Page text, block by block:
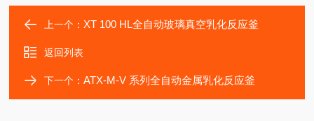
上一个： XT 100 HL全自动玻璃真空乳化反应釜
返回列表
下一个：ATX-M-V 系列全自动金属乳化反应釜